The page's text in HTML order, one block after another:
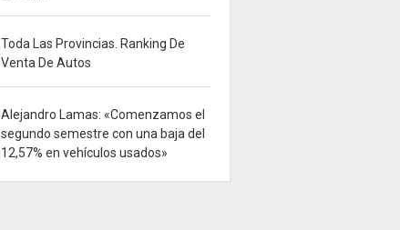
Toda Las Provincias. Ranking De
Venta De Autos
Alejandro Lamas: «Comenzamos el
segundo semestre con una baja del
12,57% en vehículos usados»